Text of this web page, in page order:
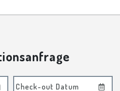
Check-out Datum